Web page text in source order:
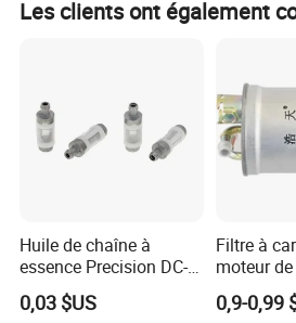
Les clients ont également
Huile de chaîne à
essence Precision DC-
08A pour filtre de
tronçonneuse à
0,03 $US
Filtre à
moteur
précision,
l'usure,
0,9-0,99